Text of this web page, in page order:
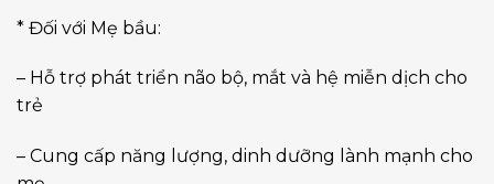
* Đối với Mẹ bầu:
– Hỗ trợ phát triển não bộ, mắt và hệ miễn dịch cho
trẻ
– Cung cấp năng lượng, dinh dưỡng lành mạnh cho